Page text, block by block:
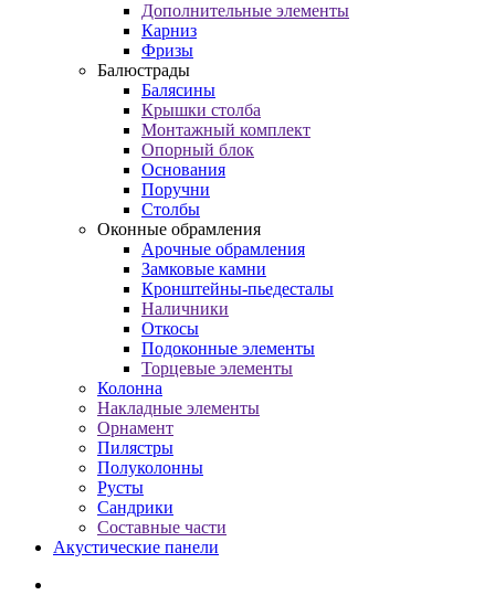
Дополнительные элементы
Карниз
Фризы
Балюстрады
Балясины
Крышки столба
Монтажный комплект
Опорный блок
Основания
Поручни
Столбы
Оконные обрамления
Арочные обрамления
Замковые камни
Кронштейны-пьедесталы
Наличники
Откосы
Подоконные элементы
Торцевые элементы
Колонна
Накладные элементы
Орнамент
Пилястры
Полуколонны
Русты
Сандрики
Составные части
Акустические панели